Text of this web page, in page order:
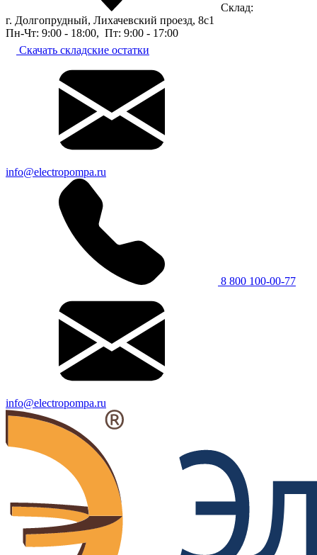
Склад:
г. Долгопрудный, Лихачевский проезд, 8c1
Пн-Чт: 9:00 - 18:00, Пт: 9:00 - 17:00
Скачать складские остатки
info@electropompa.ru
8 800 100-00-77
info@electropompa.ru